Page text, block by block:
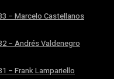
– Marcelo Castellanos
– Andrés Valdenegro
– Frank Lampariello